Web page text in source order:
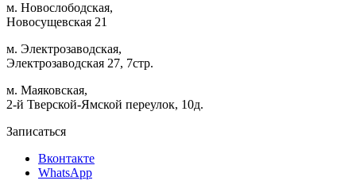
м. Новослободская,
Новосущевская 21
м. Электрозаводская,
Электрозаводская 27, 7стр.
м. Маяковская,
2-й Тверской-Ямской переулок, 10д.
Записаться
Вконтакте
WhatsApp